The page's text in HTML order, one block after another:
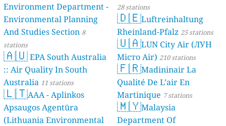
Environment Department -
Environmental Planning
And Studies Section 8
stations
🇦🇺EPA South Australia
:: Air Quality In South
Australia 11 stations
🇱🇹AAA - Aplinkos
Apsaugos Agentūra
(Lithuania Environmental
28 stations
🇩🇪Luftreinhaltung
Rheinland-Pfalz 25 stations
🇺🇦LUN City Air (ЛУН
Місто Air) 210 stations
🇫🇷Madininair La
Qualité De L’air En
Martinique 7 stations
🇲🇾Malaysia
Department Of